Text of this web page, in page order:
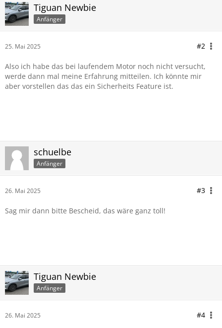
Tiguan Newbie
Anfänger
25. Mai 2025 #2
Also ich habe das bei laufendem Motor noch nicht versucht,
werde dann mal meine Erfahrung mitteilen. Ich könnte mir
aber vorstellen das das ein Sicherheits Feature ist.
schuelbe
Anfänger
26. Mai 2025 #3
Sag mir dann bitte Bescheid, das wäre ganz toll!
Tiguan Newbie
Anfänger
26. Mai 2025 #4